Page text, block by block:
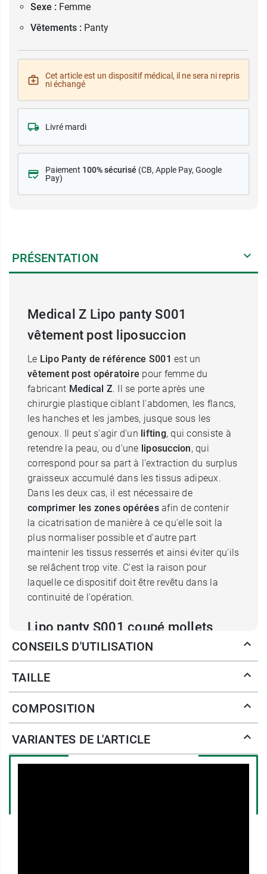
Sexe : Femme
Vêtements : Panty
Cet article est un dispositif médical, il ne sera ni repris
ni échangé
Livré mardi
Paiement 100% sécurisé (CB, Apple Pay, Google
Pay)
PRÉSENTATION
Medical Z Lipo panty S001
vêtement post liposuccion
Le Lipo Panty de référence S001 est un
vêtement post opératoire pour femme du
fabricant Medical Z. Il se porte après une
chirurgie plastique ciblant l'abdomen, les flancs,
les hanches et les jambes, jusque sous les
genoux. Il peut s'agir d'un lifting, qui consiste à
retendre la peau, ou d'une liposuccion, qui
correspond pour sa part à l'extraction du surplus
graisseux accumulé dans les tissus adipeux.
Dans les deux cas, il est nécessaire de
comprimer les zones opéréesafin de contenir
la cicatrisation de manière à ce qu'elle soit la
plus normaliser possible et d'autre part
maintenir les tissus resserrés et ainsi éviter qu'ils
se relâchent trop vite. C'est la raison pour
laquelle ce dispositif doit être revêtu dans la
continuité de l'opération.
Lipo panty S001 coupé mollets
Le tissu utilisé par leLipo Panty S001 Medical Z
se compose d'élasthanne et de polyamide, une
combinaison qui offre cette élasticité propre à la
compression médicale qu'il délivre, mais aussi
une certaine souplesse qui autorise la liberté de
mouvements de la patiente dans ses activités au
quotidien. Le système de fermeture se fait à la
verticale sur la partie centrale de l'abdomen,
CONSEILS D'UTILISATION
TAILLE
COMPOSITION
VARIANTES DE L'ARTICLE